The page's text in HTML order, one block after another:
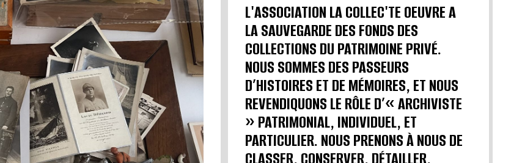
L'ASSOCIATION LA COLLEC'TE OEUVRE A
LA SAUVEGARDE DES FONDS DES
COLLECTIONS DU PATRIMOINE PRIVÉ.
NOUS SOMMES DES PASSEURS
D’HISTOIRES ET DE MÉMOIRES, ET NOUS
REVENDIQUONS LE RÔLE D’« ARCHIVISTE
» PATRIMONIAL, INDIVIDUEL, ET
PARTICULIER. NOUS PRENONS À NOUS DE